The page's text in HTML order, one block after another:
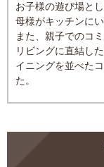
お子様の遊び場と
母様がキッチンに
また、親子でのコ
リビングに直結し
イニングを並べた
た。